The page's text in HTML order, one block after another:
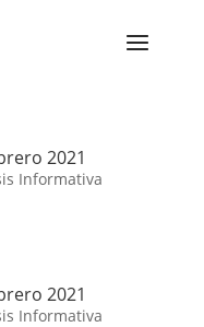
2021
Informativa
2021
Informativa